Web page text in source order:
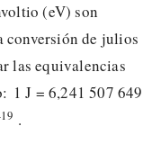
(eV) son
conversión de julios
las equivalencias
1 J = 6,241 507 649
.